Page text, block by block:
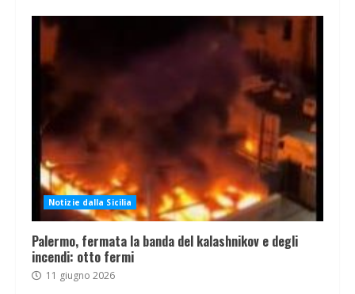
Notizie dalla Sicilia
Palermo, fermata la banda del kalashnikov e degli
incendi: otto fermi
11 giugno 2026